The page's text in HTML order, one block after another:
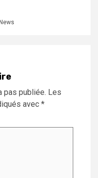
pas publiée. Les
avec *